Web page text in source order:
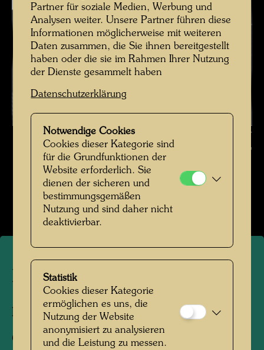
Hundertwasser , Fotograf: Unbekannt Unknown © Hundertwasser
Archiv
Hundertwasser in den 1960er Jahren
Bildergalerie öffnen
Hundertwasser
Fotograf:Unbekannt Unknown
Copyright:Hundertwasser Archiv
Partner für soziale Medien, Werbung und
Analysen weiter. Unsere Partner führen diese
Informationen möglicherweise mit weiteren
Daten zusammen, die Sie ihnen bereitgestellt
haben oder die sie im Rahmen Ihrer Nutzung
der Dienste gesammelt haben
Datenschutzerklärung
Notwendige Cookies
Cookies dieser Kategorie sind
für die Grundfunktionen der
Website erforderlich. Sie
dienen der sicheren und
bestimmungsgemäßen
Nutzung und sind daher nicht
deaktivierbar.
Statistik
Cookies dieser Kategorie
ermöglichen es uns, die
Nutzung der Website
anonymisiert zu analysieren
und die Leistung zu messen.